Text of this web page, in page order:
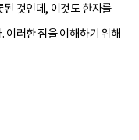
것인데, 이것도 한자를
이러한 점을 이해하기 위해